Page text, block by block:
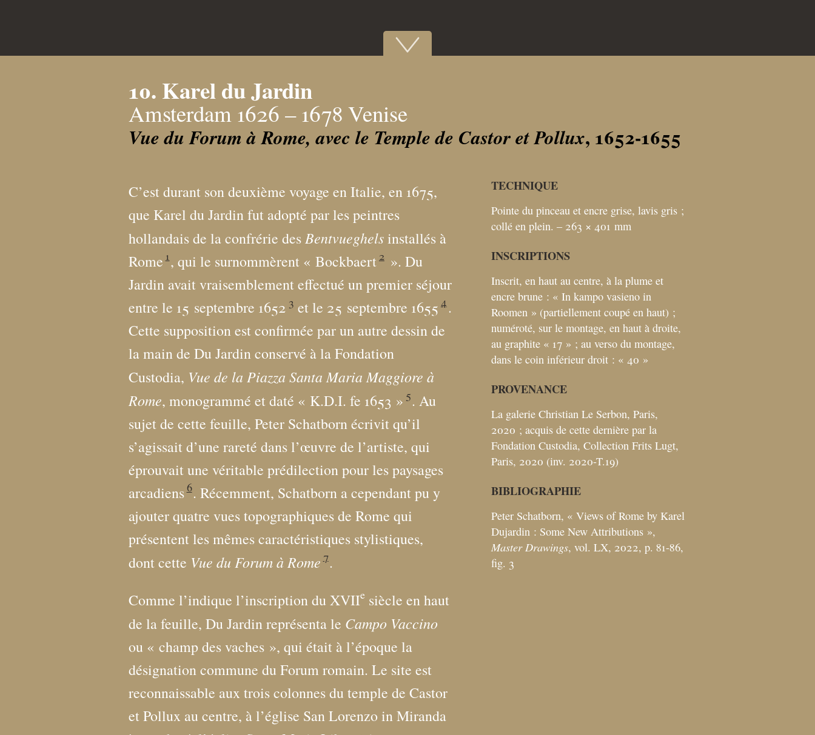
10. Karel du Jardin
Amsterdam 1626 – 1678 Venise
Vue du Forum à Rome, avec le Temple de Castor et Pollux, 1652-1655
C’est durant son deuxième voyage en Italie, en 1675,
que Karel du Jardin fut adopté par les peintres
hollandais de la confrérie desBentvueghelsinstallés à
Rome 1, qui le surnommèrent « Bockbaert 2 ». Du
Jardin avait vraisemblement effectué un premier séjour
entre le 15 septembre 1652 3 et le 25 septembre 1655 4.
Cette supposition est confirmée par un autre dessin de
la main de Du Jardin conservé à la Fondation
Custodia, Vue de la Piazza Santa Maria Maggiore à
Rome, monogrammé et daté « K.D.I. fe 1653 » 5. Au
sujet de cette feuille, Peter Schatborn écrivit qu’il
s’agissait d’une rareté dans l’œuvre de l’artiste, qui
éprouvait une véritable prédilection pour les paysages
arcadiens6. Récemment, Schatborn a cependant pu y
ajouter quatre vues topographiques de Rome qui
présentent les mêmes caractéristiques stylistiques,
dont cette Vue du Forum à Rome 7.
Comme l’indique l’inscription du XVIIe siècle en haut
de la feuille, Du Jardin représenta le Campo Vaccino
ou « champ des vaches », qui était à l’époque la
désignation commune du Forum romain. Le site est
reconnaissable aux trois colonnes du temple de Castor
et Pollux au centre, à l’église San Lorenzo in Miranda
TECHNIQUE
Pointe du pinceau et encre grise, lavis gris ;
collé en plein. – 263 × 401 mm
INSCRIPTIONS
Inscrit, en haut au centre, à la plume et
encre brune : « In kampo vasieno in
Roomen » (partiellement coupé en haut) ;
numéroté, sur le montage, en haut à droite,
au graphite « 17 » ; au verso du montage,
dans le coin inférieur droit : « 40 »
PROVENANCE
La galerie Christian Le Serbon, Paris,
2020 ; acquis de cette dernière par la
Fondation Custodia, Collection Frits Lugt,
Paris, 2020 (inv. 2020-T.19)
BIBLIOGRAPHIE
Peter Schatborn, « Views of Rome by Karel
Dujardin : Some New Attributions »,
Master Drawings, vol. LX, 2022, p. 81-86,
fig. 3